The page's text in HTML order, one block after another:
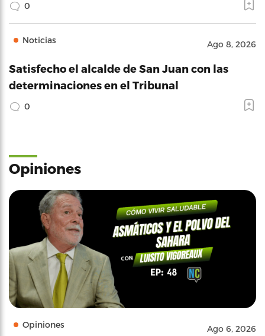
0
Noticias Ago 8, 2026
Satisfecho el alcalde de San Juan con las
determinaciones en el Tribunal
0
Opiniones
Opiniones Ago 6, 2026